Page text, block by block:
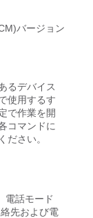
バージョン
るデバイス
使用するす
で作業を開
コマンドに
ださい。
電話モード
先および電